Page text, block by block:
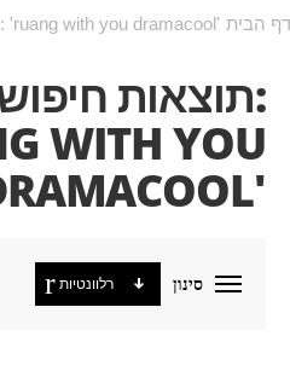
דף הבית תוצאות חיפוש עבור: 'ruang with you dramacool'
תוצאות
WITH YOU
סינון רלוונטיות